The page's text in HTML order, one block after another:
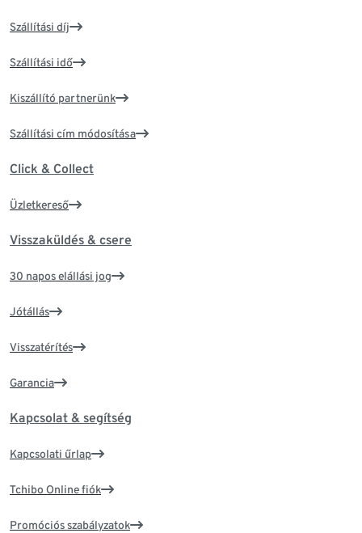
Szállítási díj
Szállítási idő
Kiszállító partnerünk
Szállítási cím módosítása
Click & Collect
Üzletkereső
Visszaküldés & csere
30 napos elállási jog
Jótállás
Visszatérítés
Garancia
Kapcsolat & segítség
Kapcsolati űrlap
Tchibo Online fiók
Promóciós szabályzatok